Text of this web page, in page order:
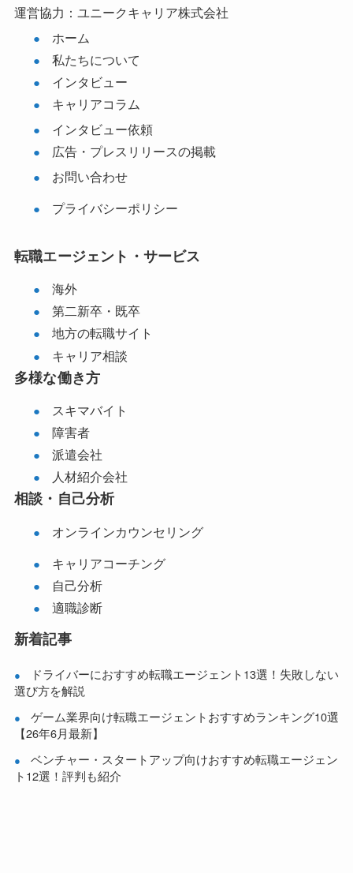
運営協力：ユニークキャリア株式会社
ホーム
私たちについて
インタビュー
キャリアコラム
インタビュー依頼
広告・プレスリリースの掲載
お問い合わせ
プライバシーポリシー
転職エージェント・サービス
海外
第二新卒・既卒
地方の転職サイト
キャリア相談
多様な働き方
スキマバイト
障害者
派遣会社
人材紹介会社
相談・自己分析
オンラインカウンセリング
キャリアコーチング
自己分析
適職診断
新着記事
ドライバーにおすすめ転職エージェント13選！失敗しない
選び方を解説
ゲーム業界向け転職エージェントおすすめランキング10選
【26年6月最新】
ベンチャー・スタートアップ向けおすすめ転職エージェン
ト12選！評判も紹介